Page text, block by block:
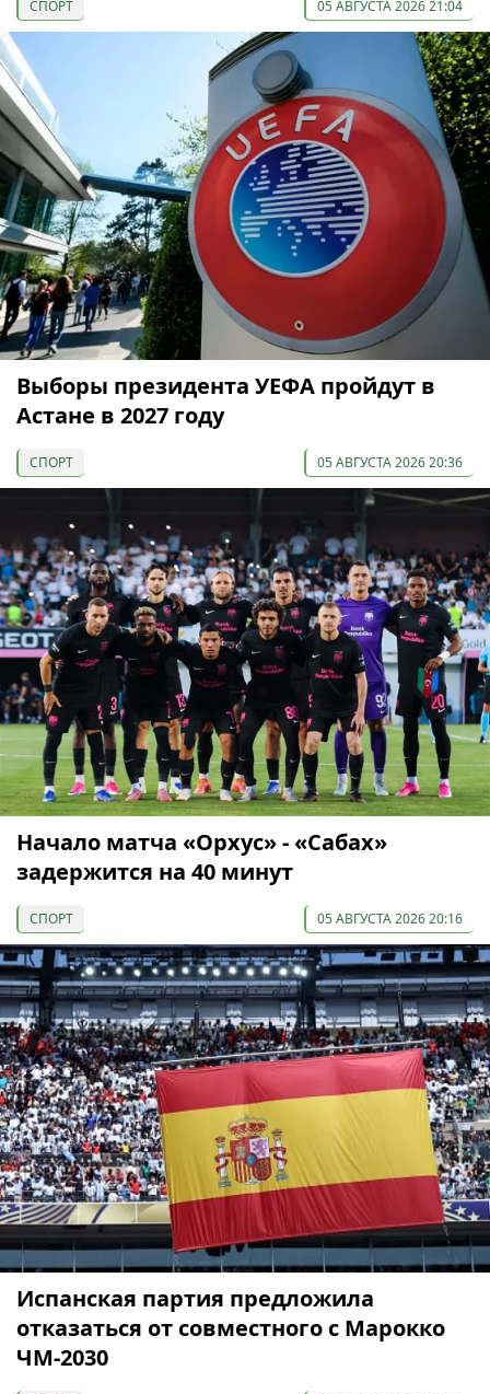
СПОРТ 05 АВГУСТА 2026 21:04
Выборы президента УЕФА пройдут в
Астане в 2027 году
СПОРТ 05 АВГУСТА 2026 20:36
Начало матча «Орхус» - «Сабах»
задержится на 40 минут
СПОРТ 05 АВГУСТА 2026 20:16
Испанская партия предложила
отказаться от совместного с Марокко
ЧМ-2030